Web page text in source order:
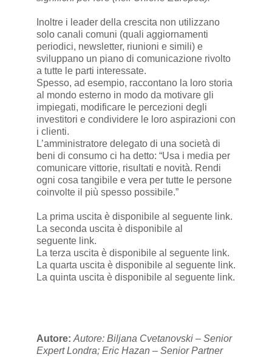
Inoltre i leader della crescita non utilizzano
solo canali comuni (quali aggiornamenti
periodici, newsletter, riunioni e simili) e
sviluppano un piano di comunicazione rivolto
a tutte le parti interessate.
Spesso, ad esempio, raccontano la loro storia
al mondo esterno in modo da motivare gli
impiegati, modificare le percezioni degli
investitori e condividere le loro aspirazioni con
i clienti.
L’amministratore delegato di una società di
beni di consumo ci ha detto: “Usa i media per
comunicare vittorie, risultati e novità. Rendi
ogni cosa tangibile e vera per tutte le persone
coinvolte il più spesso possibile.”
La prima uscita è disponibile al seguente link.
La seconda uscita è disponibile al
seguente link.
La terza uscita è disponibile al seguente link.
La quarta uscita è disponibile al seguente link.
La quinta uscita è disponibile al seguente link.
Autore: Autore: Biljana Cvetanovski – Senior
Expert Londra; Eric Hazan – Senior Partner